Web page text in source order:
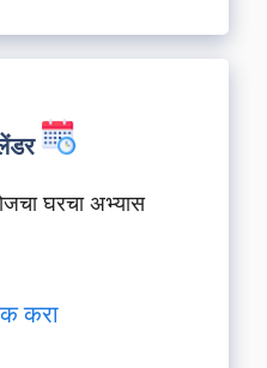
घरचा अभ्यास
करा